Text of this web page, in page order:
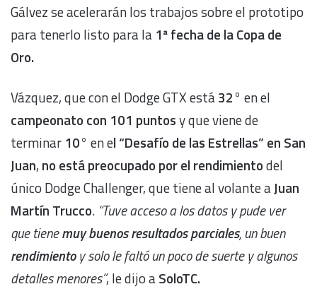
Gálvez se acelerarán los trabajos sobre el prototipo
para tenerlo listo para la 1ª fecha de la Copa de
Oro.
Vázquez, que con el Dodge GTX está32° en el
campeonato con 101 puntosy que viene de
terminar 10° en el “Desafío de las Estrellas” en San
Juan, no está preocupado por el rendimientodel
único Dodge Challenger, que tiene al volante aJuan
Martín Trucco. “Tuve acceso a los datos y pude ver
que tienemuy buenos resultados parciales, un buen
rendimientoy solo le faltó un poco de suerte y algunos
detalles menores”, le dijo aSoloTC.